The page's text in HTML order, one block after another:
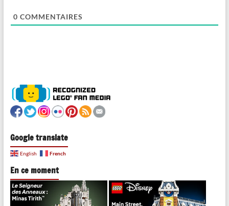
0 COMMENTAIRES
Google translate
English French
En ce moment